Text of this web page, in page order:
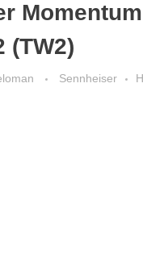
(TW2)
Sennheiser